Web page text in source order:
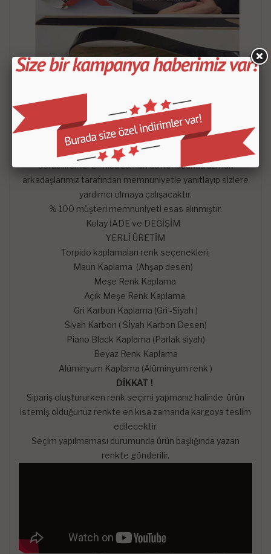
- Satın aldığınız setin içeriği KROKİDE belirtilen
parçalardan oluşmaktadır.
Mars Cockpit Design
garantisini taşımaktadır.
Hangi satış pazarında olursa olsun çekinmeden dilediğiniz
sorularını mağazaya soru sor kısmından sorularınızı
sorabilirsiniz. En kısa zaman da konusunda uzman
arkadaşlarımız tarafından memnuniyetle yanıtlayıp sizlere
yardımcı olmaya çalışacaktır.
% 100 müşteri memnuniyeti esas alınmıştır.
Kolay İADE ve DEĞİŞİM
YERLİ ÜRETİM
Torpido kaplamaları renk seçenekleri;
Maun Kaplama (Ahşap desen)
Meşe Renk Kaplama
Açık Meşe Renk Kaplama
Gri Karbon Kaplama (Gri -Siyah )
Siyah Karbon ( Sİyah Karbon Desen)
Piano Black Kaplama (Parlak siyah)
Beyaz Renk Kaplama
Alüminyum Kaplama (Alüminyum renk )
DİKKAT !
Sipariş oluştururken renk seçimi yapmanız halinde ürün
istemiş olduğunuz renkte en kısa zamanda kargoya teslim
edilecektir.
Seçim yapılmaması durumunda ürün başlığında yazan
renkte gönderilir.